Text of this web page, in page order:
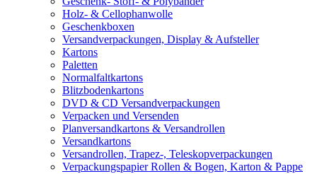
Holz- & Cellophanwolle
Geschenkboxen
Versandverpackungen, Display & Aufsteller
Kartons
Paletten
Normalfaltkartons
Blitzbodenkartons
DVD & CD Versandverpackungen
Verpacken und Versenden
Planversandkartons & Versandrollen
Versandkartons
Versandrollen, Trapez-, Teleskopverpackungen
Verpackungspapier Rollen & Bogen, Karton & Pappe